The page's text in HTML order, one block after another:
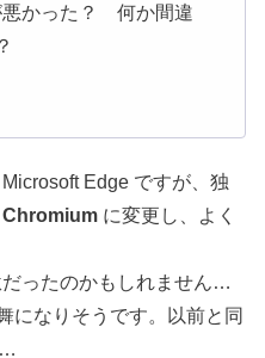
悪かった？ 何か間違
Edge ですが、独
Chromium に変更し、よく
ったのかもしれません…
になりそうです。以前と同
…